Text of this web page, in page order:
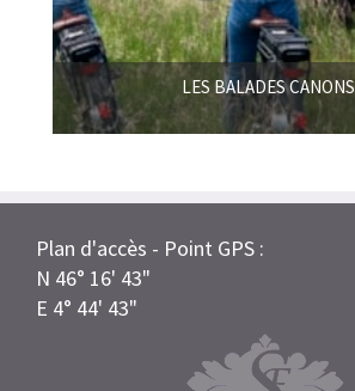
LES BALADES CANONS
Plan d'accès - Point GPS :
N 46° 16' 43"
E 4° 44' 43"